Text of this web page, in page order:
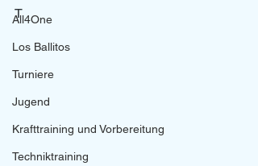
All4One
Los Ballitos
Turniere
Jugend
Krafttraining und Vorbereitung
Techniktraining
T